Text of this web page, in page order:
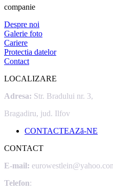
companie
Despre noi
Galerie foto
Cariere
Protectia datelor
Contact
LOCALIZARE
Adresa: Str. Bradului nr. 3,
Bragadiru, jud. Ilfov
CONTACTEAZă-NE
CONTACT
E-mail:
Telefon: